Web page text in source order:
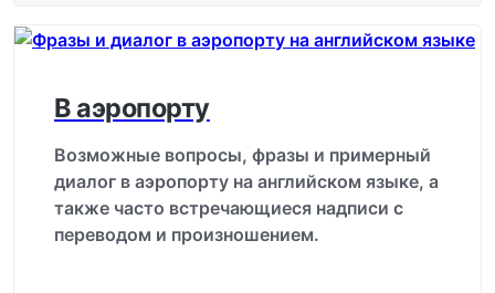
В аэропорту
Возможные вопросы, фразы и примерный
диалог в аэропорту на английском языке, а
также часто встречающиеся надписи с
переводом и произношением.